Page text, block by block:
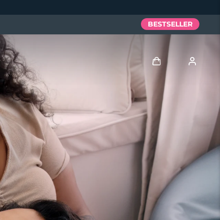
BESTSELLER
Profilo utente
I miei dispositivi
I miei ordini
I miei indirizzi
I miei abbonamenti